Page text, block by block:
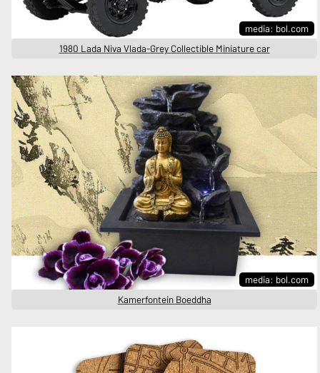
media: bol.com
1980 Lada Niva Vlada-Grey Collectible Miniature car
media: bol.com
Kamerfontein Boeddha